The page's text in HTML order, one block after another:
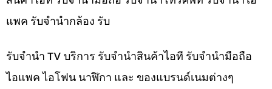
แพค รับจำนำกล้อง รับ
รับจำนำ TV บริการ รับจำนำสินค้าไอที รับจำนำมือถือ
ไอแพค ไอโฟน นาฬิกา และ ของแบรนด์เนมต่างๆ